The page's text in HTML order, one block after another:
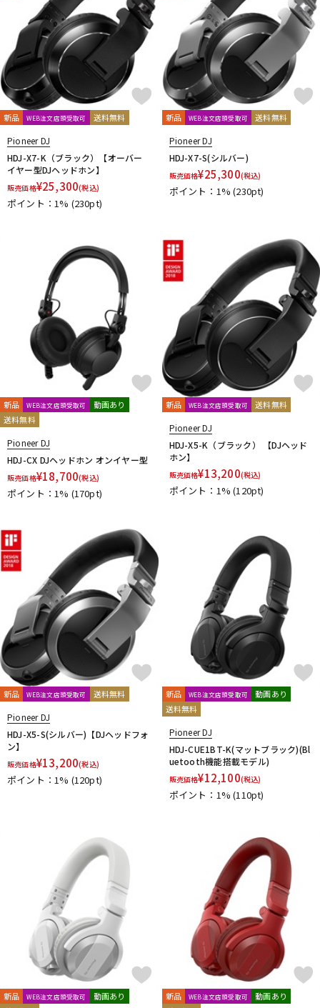
新品 WEB注文店頭受取可 送料無料
Pioneer DJ
HDJ-X7-K（ブラック）【オーバー
イヤー型DJヘッドホン】
販売価格¥25,300(税込)
ポイント：1% (230pt)
新品 WEB注文店頭受取可 送料無料
Pioneer DJ
HDJ-X7-S(シルバー)
販売価格¥25,300(税込)
ポイント：1%(230pt)
新品 WEB注文店頭受取可
動画あり
送料無料
Pioneer DJ
HDJ-CX DJヘッドホン オンイヤー型
販売価格¥18,700(税込)
ポイント：1% (170pt)
新品 WEB注文店頭受取可 送料無料
Pioneer DJ
HDJ-X5-K（ブラック） 【DJヘッド
ホン】
販売価格¥13,200(税込)
ポイント：1%(120pt)
新品 WEB注文店頭受取可 送料無料
Pioneer DJ
HDJ-X5-S(シルバー)【DJヘッドフォ
ン】
販売価格¥13,200(税込)
ポイント：1% (120pt)
新品 WEB注文店頭受取可
動画あり
送料無料
Pioneer DJ
HDJ-CUE1BT-K(マットブラック)(Bl
uetooth機能搭載モデル)
販売価格¥12,100(税込)
ポイント：1%(110pt)
新品 WEB注文店頭受取可
動画あり
新品 WEB注文店頭受取可
動画あり